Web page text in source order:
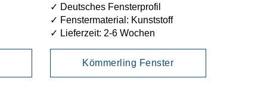
✓ Deutsches Fensterprofil
✓ Fenstermaterial: Kunststoff
✓ Lieferzeit: 2-6 Wochen
Kömmerling Fenster